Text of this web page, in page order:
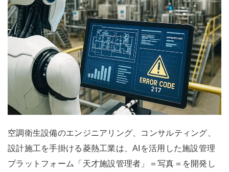
空調衛生設備のエンジニアリング、コンサルティング、
設計施工を手掛ける菱熱工業は、AIを活用した施設管理
プラットフォーム「天才施設管理者」＝写真＝を開発し